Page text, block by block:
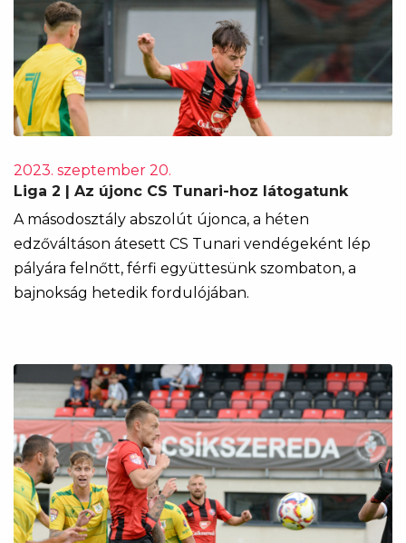
2023. szeptember 20.
Liga 2 | Az újonc CS Tunari-hoz látogatunk
A másodosztály abszolút újonca, a héten
edzőváltáson átesett CS Tunari vendégeként lép
pályára felnőtt, férfi együttesünk szombaton, a
bajnokság hetedik fordulójában.